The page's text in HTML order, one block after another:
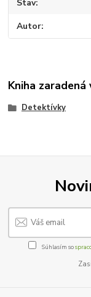
Stav
Autor
Kniha
Detektívky
Súhlasím so